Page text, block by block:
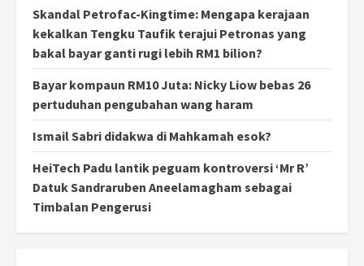
Skandal Petrofac-Kingtime: Mengapa kerajaan
kekalkan Tengku Taufik terajui Petronas yang
bakal bayar ganti rugi lebih RM1 bilion?
Bayar kompaun RM10 Juta: Nicky Liow bebas 26
pertuduhan pengubahan wang haram
Ismail Sabri didakwa di Mahkamah esok?
HeiTech Padu lantik peguam kontroversi ‘Mr R’
Datuk Sandraruben Aneelamagham sebagai
Timbalan Pengerusi